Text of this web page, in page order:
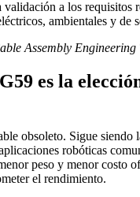
validación a los requisitos
ambientales y de
Assembly Engineering
es la
obsoleto. Sigue siendo
robóticas
peso y menor costo
el rendimiento.